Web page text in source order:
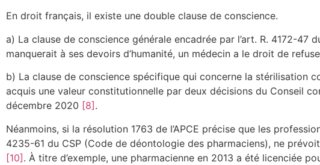
En droit français, il existe une double clause de conscience.
a) La clause de conscience générale encadrée par l’art. R. 4172-47
manquerait à ses devoirs d’humanité, un médecin a le droit de
b) La clause de conscience spécifique qui concerne la stérilisation
acquis une valeur constitutionnelle par deux décisions du Conseil
décembre 2020 [8] .
Néanmoins, si la résolution 1763 de l’APCE précise que les
4235-61 du CSP (Code de déontologie des pharmaciens), ne
[10]. À titre d’exemple, une pharmacienne en 2013 a été licenciée